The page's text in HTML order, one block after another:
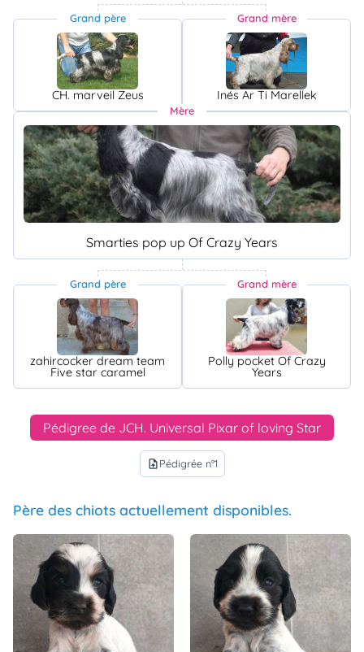
Grand père
CH. marveil Zeus
Grand mère
Inés Ar Ti Marellek
Mère
Smarties pop up Of Crazy Years
Grand père
zahircocker dream team
Five star caramel
Grand mère
Polly pocket Of Crazy
Years
Pédigree de JCH. Universal Pixar of loving Star
upload_file Pédigrée n°1
Père des chiots actuellement disponibles.